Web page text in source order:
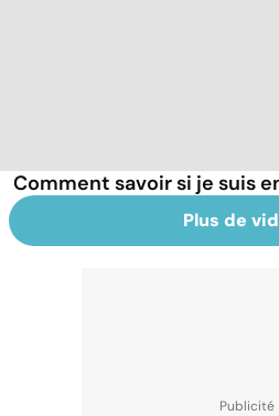
Comment savoir si je suis
Plus de